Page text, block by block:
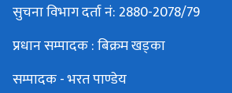
सुचना विभाग दर्ता नं: 2880-2078/79
प्रधान सम्पादक : बिक्रम खड्का
सम्पादक - भरत पाण्डेय